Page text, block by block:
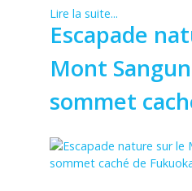
Lire la suite...
Escapade
Mont
sommet